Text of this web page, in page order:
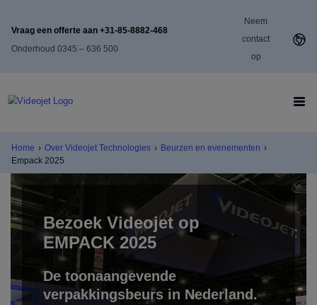
Vraag een offerte aan +31-85-8882-468
Onderhoud 0345 – 636 500
Neem
contact
op
Home › Over Videojet Technologies › Beurzen en evenementen ›
Empack 2025
Bezoek Videojet op
EMPACK 2025
De toonaangevende
verpakkingsbeurs in Nederland.